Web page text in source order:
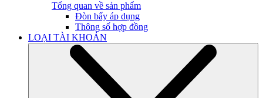
Tổng quan về sản phẩm
Đòn bẩy áp dụng
Thông số hợp đồng
LOẠI TÀI KHOẢN